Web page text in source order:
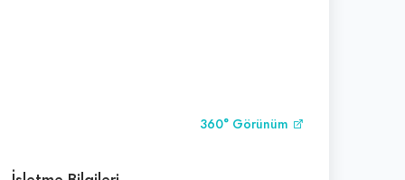
360° Görünüm